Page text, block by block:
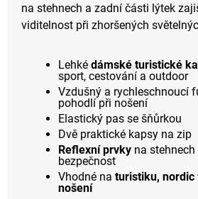
na stehnech a zadní části lýtek
viditelnost při zhoršených
Lehké dámské turistické
sport, cestování a outdoor
Vzdušný a rychleschnoucí
pohodlí při nošení
Elastický pas se šňůrkou
Dvě praktické kapsy na zip
Reflexní prvky na
bezpečnost
Vhodné na turistiku, nordic
nošení